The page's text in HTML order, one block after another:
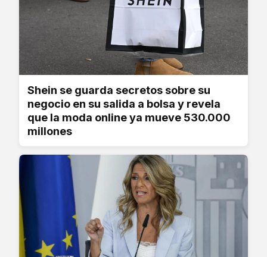
Shein se guarda secretos sobre su
negocio en su salida a bolsa y revela
que la moda online ya mueve 530.000
millones